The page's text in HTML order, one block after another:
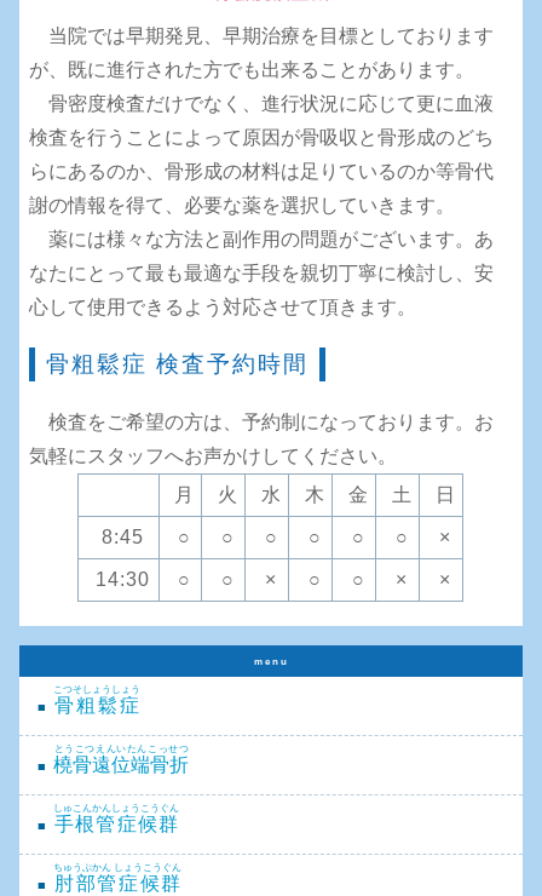
当院では早期発見、早期治療を目標としております
が、既に進行された方でも出来ることがあります。
骨密度検査だけでなく、進行状況に応じて更に血液
検査を行うことによって原因が骨吸収と骨形成のどち
らにあるのか、骨形成の材料は足りているのか等骨代
謝の情報を得て、必要な薬を選択していきます。
薬には様々な方法と副作用の問題がございます。あ
なたにとって最も最適な手段を親切丁寧に検討し、安
心して使用できるよう対応させて頂きます。
骨粗鬆症 検査予約時間
検査をご希望の方は、予約制になっております。お
気軽にスタッフへお声かけしてください。
月
火 水 木 金 土 日
8:45 ○ ○ ○ ○ ○ ○ ×
14:30 ○ ○ × ○ ○ × ×
menu
骨粗鬆症
こつそしょうしょう
橈骨遠位端骨折
とうこつえんいたんこっせつ
手根管症候群
しゅこんかんしょうこうぐん
肘部管症候群
ちゅうぶかん しょうこうぐん